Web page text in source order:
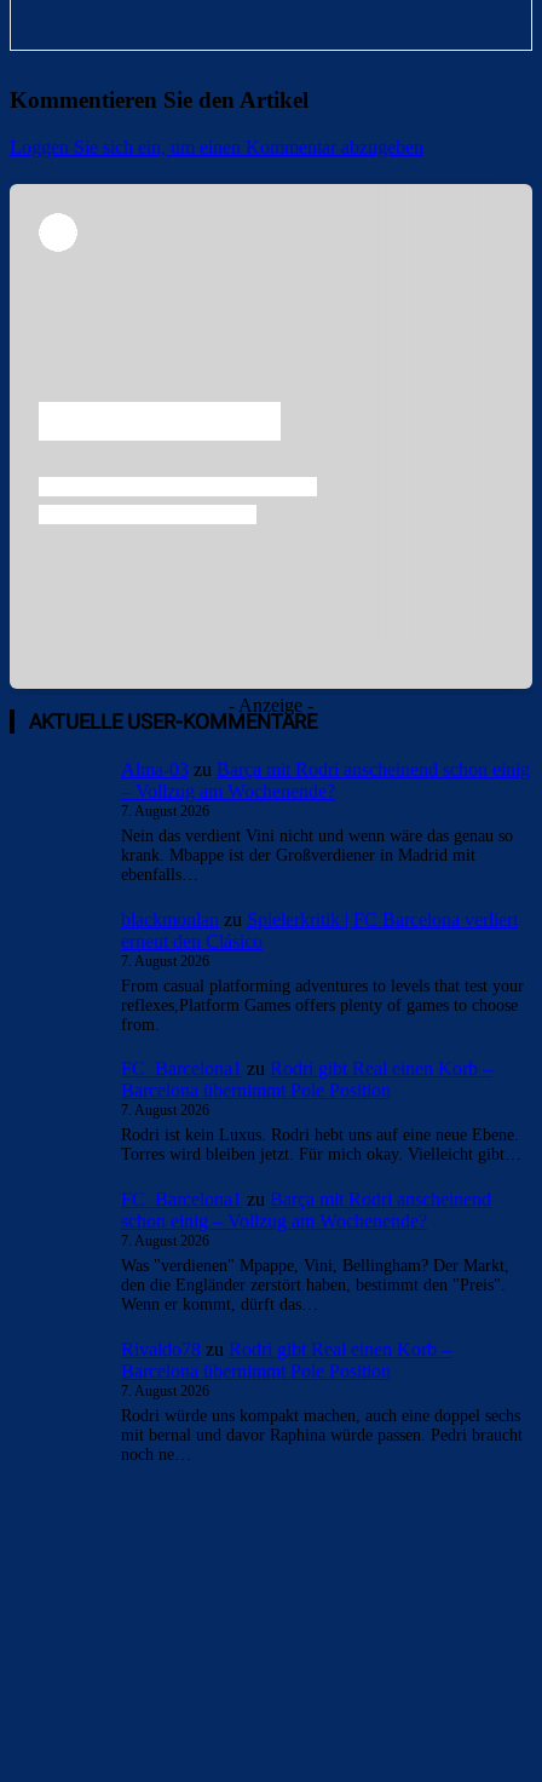
Kommentieren Sie den Artikel
Loggen Sie sich ein, um einen Kommentar abzugeben
- Anzeige -
AKTUELLE USER-KOMMENTARE
Alma-03 zu Barça mit Rodri anscheinend schon einig
– Vollzug am Wochenende?
7. August 2026
Nein das verdient Vini nicht und wenn wäre das genau so
krank. Mbappe ist der Großverdiener in Madrid mit
ebenfalls…
blackmonlan zu Spielerkritik | FC Barcelona verliert
erneut den Clásico
7. August 2026
From casual platforming adventures to levels that test your
reflexes,Platform Games offers plenty of games to choose
from.
FC_Barcelona1 zu Rodri gibt Real einen Korb –
Barcelona übernimmt Pole Position
7. August 2026
Rodri ist kein Luxus. Rodri hebt uns auf eine neue Ebene.
Torres wird bleiben jetzt. Für mich okay. Vielleicht gibt…
FC_Barcelona1 zu Barça mit Rodri anscheinend
schon einig – Vollzug am Wochenende?
7. August 2026
Was "verdienen" Mpappe, Vini, Bellingham? Der Markt,
den die Engländer zerstört haben, bestimmt den "Preis".
Wenn er kommt, dürft das…
Rivaldo78 zu Rodri gibt Real einen Korb –
Barcelona übernimmt Pole Position
7. August 2026
Rodri würde uns kompakt machen, auch eine doppel sechs
mit bernal und davor Raphina würde passen. Pedri braucht
noch ne…